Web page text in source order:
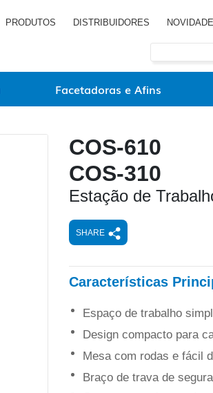
PRODUTOS DISTRIBUIDORES
Facetadoras e Afins
COS-610
COS-310
Estação de
SHARE
Características
Espaço de trabalho
Design compacto para
Mesa com rodas e fácil
Braço de trava de